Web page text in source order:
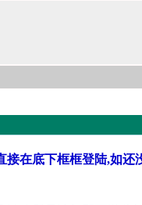
接在底下框框登陆,如还